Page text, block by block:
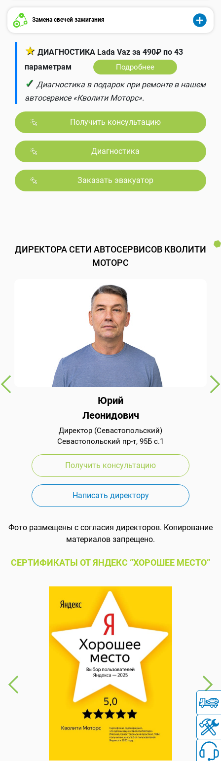
Замена свечей зажигания
★ ДИАГНОСТИКА Lada Vaz за 490₽ по 43
параметрам
Подробнее
✓ Диагностика в подарок при ремонте в нашем
автосервисе «Кволити Моторс».
Получить консультацию
Диагностика
Заказать эвакуатор
ДИРЕКТОРА СЕТИ АВТОСЕРВИСОВ КВОЛИТИ
МОТОРС
Юрий
Леонидович
Директор (Севастопольский)
Севастопольский пр-т, 95Б с.1
Получить консультацию
Написать директору
Фото размещены с согласия директоров. Копирование
материалов запрещено.
СЕРТИФИКАТЫ ОТ ЯНДЕКС “ХОРОШЕЕ МЕСТО”